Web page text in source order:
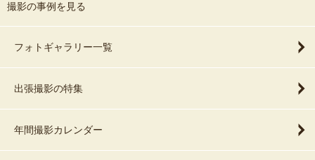
撮影の事例を見る
フォトギャラリー一覧
出張撮影の特集
年間撮影カレンダー